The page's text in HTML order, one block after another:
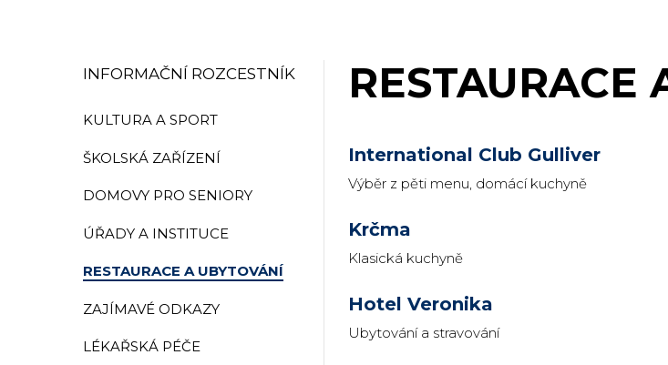
INFORMAČNÍ ROZCESTNÍK
KULTURA A SPORT
ŠKOLSKÁ ZAŘÍZENÍ
DOMOVY PRO SENIORY
ÚŘADY A INSTITUCE
RESTAURACE A UBYTOVÁNÍ
ZAJÍMAVÉ ODKAZY
LÉKAŘSKÁ PÉČE
RESTAURACE
International Club Gulliver
Výběr z pěti menu, domácí kuchyně
Krčma
Klasická kuchyně
Hotel Veronika
Ubytování a stravování